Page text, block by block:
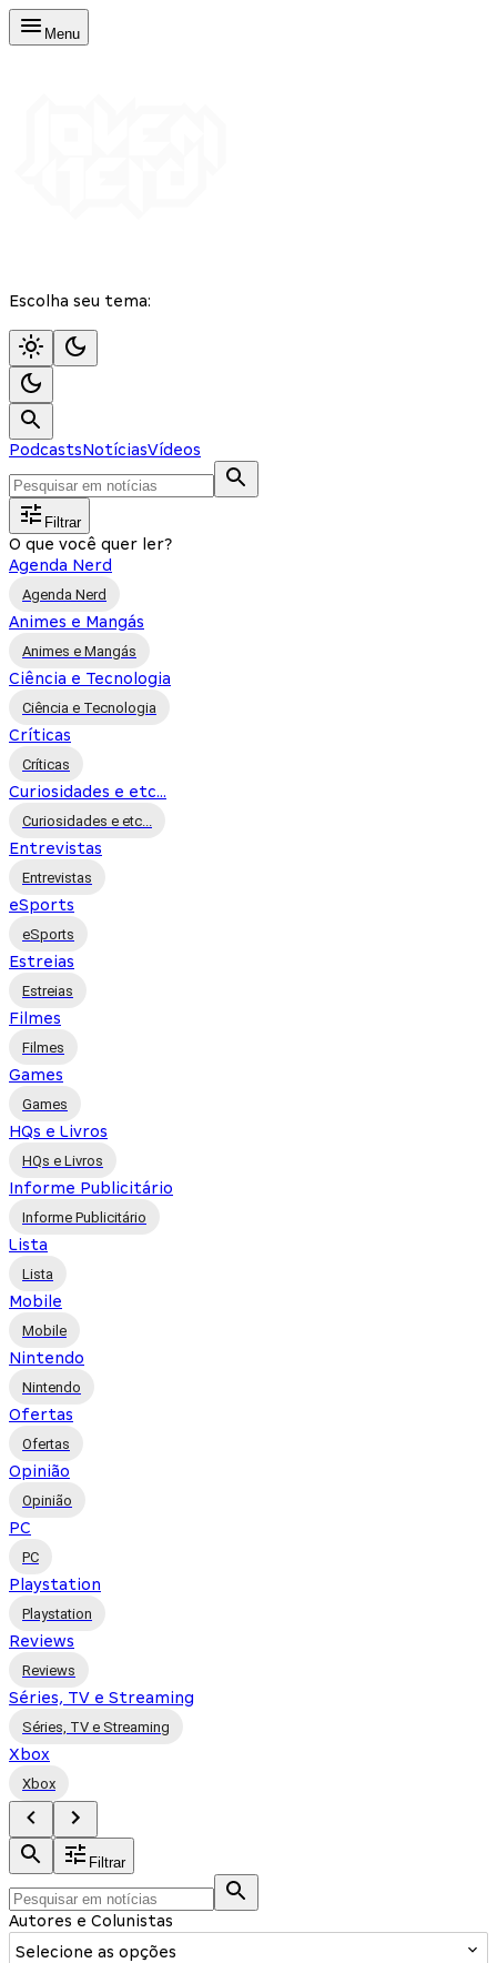
Menu
Escolha seu tema:
PodcastsNotíciasVídeos
Filtrar
O que você quer ler?
Agenda Nerd
Agenda Nerd
Animes e Mangás
Animes e Mangás
Ciência e Tecnologia
Ciência e Tecnologia
Críticas
Críticas
Curiosidades e etc...
Curiosidades e etc...
Entrevistas
Entrevistas
eSports
eSports
Estreias
Estreias
Filmes
Filmes
Games
Games
HQs e Livros
HQs e Livros
Informe Publicitário
Informe Publicitário
Lista
Lista
Mobile
Mobile
Nintendo
Nintendo
Ofertas
Ofertas
Opinião
Opinião
PC
PC
Playstation
Playstation
Reviews
Reviews
Séries, TV e Streaming
Séries, TV e Streaming
Xbox
Xbox
Filtrar
Autores e Colunistas
Selecione as opções